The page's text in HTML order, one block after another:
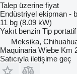
Talep üzerine fiyat
Endüstriyel ekipman -
11 bg (8.09 kW)
Yakıt benzin Tip portatif
Meksika,
Maquinaria Wiebe Km
Satıcıyla iletişime geç